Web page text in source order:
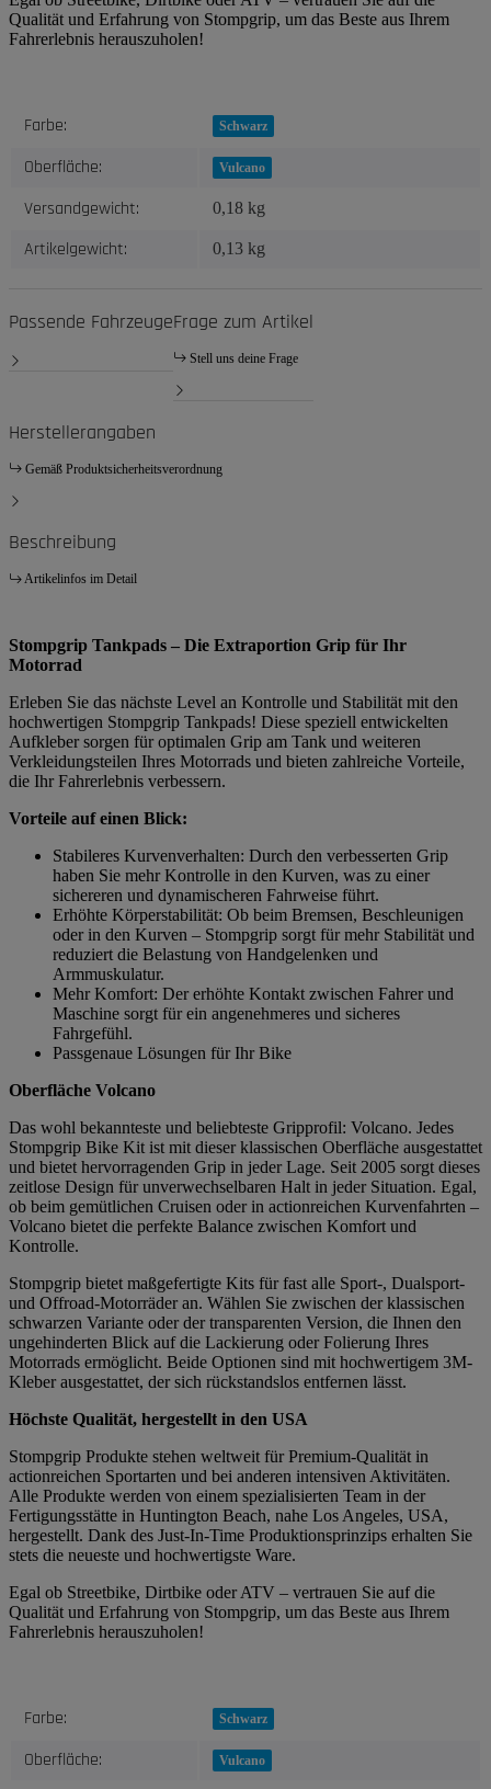
Qualität und Erfahrung von Stompgrip, um das Beste aus Ihrem
Fahrerlebnis herauszuholen!
Produkteigenschaft
Wert
Farbe: Schwarz
Oberfläche: Vulcano
Versandgewicht: 0,18 kg
Artikelgewicht: 0,13 kg
Passende FahrzeugeFrage zum Artikel
Stell uns deine Frage
Herstellerangaben
Gemäß Produktsicherheitsverordnung
Beschreibung
Artikelinfos im Detail
Stompgrip Tankpads – Die Extraportion Grip für Ihr
Motorrad
Erleben Sie das nächste Level an Kontrolle und Stabilität mit den
hochwertigen Stompgrip Tankpads! Diese speziell entwickelten
Aufkleber sorgen für optimalen Grip am Tank und weiteren
Verkleidungsteilen Ihres Motorrads und bieten zahlreiche Vorteile,
die Ihr Fahrerlebnis verbessern.
Vorteile auf einen Blick:
Stabileres Kurvenverhalten: Durch den verbesserten Grip
haben Sie mehr Kontrolle in den Kurven, was zu einer
sichereren und dynamischeren Fahrweise führt.
Erhöhte Körperstabilität: Ob beim Bremsen, Beschleunigen
oder in den Kurven – Stompgrip sorgt für mehr Stabilität und
reduziert die Belastung von Handgelenken und
Armmuskulatur.
Mehr Komfort: Der erhöhte Kontakt zwischen Fahrer und
Maschine sorgt für ein angenehmeres und sicheres
Fahrgefühl.
Passgenaue Lösungen für Ihr Bike
Oberfläche Volcano
Das wohl bekannteste und beliebteste Gripprofil: Volcano. Jedes
Stompgrip Bike Kit ist mit dieser klassischen Oberfläche ausgestattet
und bietet hervorragenden Grip in jeder Lage. Seit 2005 sorgt dieses
zeitlose Design für unverwechselbaren Halt in jeder Situation. Egal,
ob beim gemütlichen Cruisen oder in actionreichen Kurvenfahrten –
Volcano bietet die perfekte Balance zwischen Komfort und
Kontrolle.
Stompgrip bietet maßgefertigte Kits für fast alle Sport-, Dualsport-
und Offroad-Motorräder an. Wählen Sie zwischen der klassischen
schwarzen Variante oder der transparenten Version, die Ihnen den
ungehinderten Blick auf die Lackierung oder Folierung Ihres
Motorrads ermöglicht. Beide Optionen sind mit hochwertigem 3M-
Kleber ausgestattet, der sich rückstandslos entfernen lässt.
Höchste Qualität, hergestellt in den USA
Stompgrip Produkte stehen weltweit für Premium-Qualität in
actionreichen Sportarten und bei anderen intensiven Aktivitäten.
Alle Produkte werden von einem spezialisierten Team in der
Fertigungsstätte in Huntington Beach, nahe Los Angeles, USA,
hergestellt. Dank des Just-In-Time Produktionsprinzips erhalten Sie
stets die neueste und hochwertigste Ware.
Egal ob Streetbike, Dirtbike oder ATV – vertrauen Sie auf die
Qualität und Erfahrung von Stompgrip, um das Beste aus Ihrem
Fahrerlebnis herauszuholen!
Produkteigenschaft
Wert
Farbe: Schwarz
Oberfläche: Vulcano